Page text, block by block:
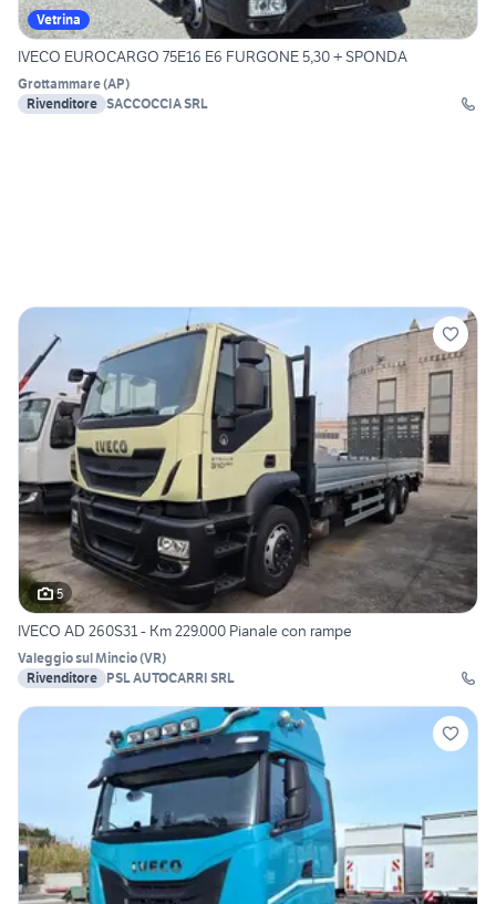
Vetrina
IVECO EUROCARGO 75E16 E6 FURGONE 5,30 + SPONDA
Grottammare(AP)
Rivenditore SACCOCCIA SRL
5
IVECO AD 260S31 - Km 229.000 Pianale con rampe
Valeggio sul Mincio(VR)
Rivenditore PSL AUTOCARRI SRL